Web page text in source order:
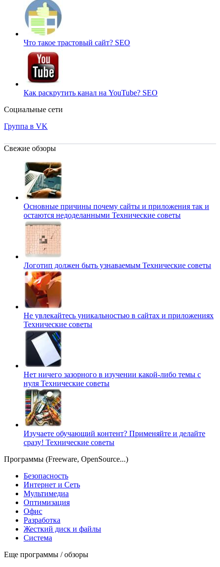
Что такое трастовый сайт? SEO
Как раскрутить канал на YouTube? SEO
Социальные сети
Группа в VK
Свежие обзоры
Основные причины почему сайты и приложения так и
остаются недоделанными Технические советы
Логотип должен быть узнаваемым Технические советы
Не увлекайтесь уникальностью в сайтах и приложениях
Технические советы
Нет ничего зазорного в изучении какой-либо темы с
нуля Технические советы
Изучаете обучающий контент? Применяйте и делайте
сразу! Технические советы
Программы (Freeware, OpenSource...)
Безопасность
Интернет и Сеть
Мультимедиа
Оптимизация
Офис
Разработка
Жесткий диск и файлы
Система
Еще программы / обзоры